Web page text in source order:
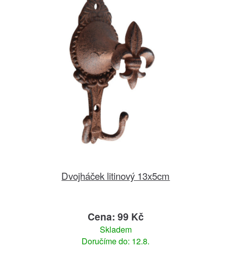
Dvojháček litinový 13x5cm
Cena: 99 Kč
Skladem
Doručíme do: 12.8.